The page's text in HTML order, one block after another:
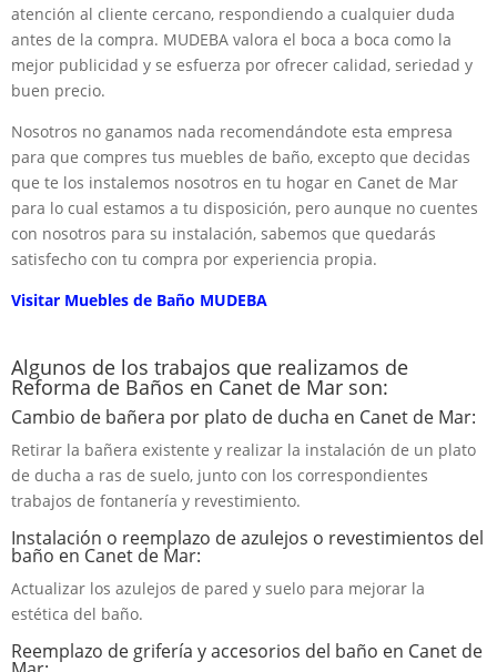
atención al cliente cercano, respondiendo a cualquier duda
antes de la compra. MUDEBA valora el boca a boca como la
mejor publicidad y se esfuerza por ofrecer calidad, seriedad y
buen precio.
Nosotros no ganamos nada recomendándote esta empresa
para que compres tus muebles de baño, excepto que decidas
que te los instalemos nosotros en tu hogar en Canet de Mar
para lo cual estamos a tu disposición, pero aunque no cuentes
con nosotros para su instalación, sabemos que quedarás
satisfecho con tu compra por experiencia propia.
Visitar Muebles de Baño MUDEBA
Algunos de los trabajos que realizamos de
Reforma de Baños en Canet de Mar son:
Cambio de bañera por plato de ducha en Canet de Mar:
Retirar la bañera existente y realizar la instalación de un plato
de ducha a ras de suelo, junto con los correspondientes
trabajos de fontanería y revestimiento.
Instalación o reemplazo de azulejos o revestimientos del
baño en Canet de Mar:
Actualizar los azulejos de pared y suelo para mejorar la
estética del baño.
Reemplazo de grifería y accesorios del baño en Canet de